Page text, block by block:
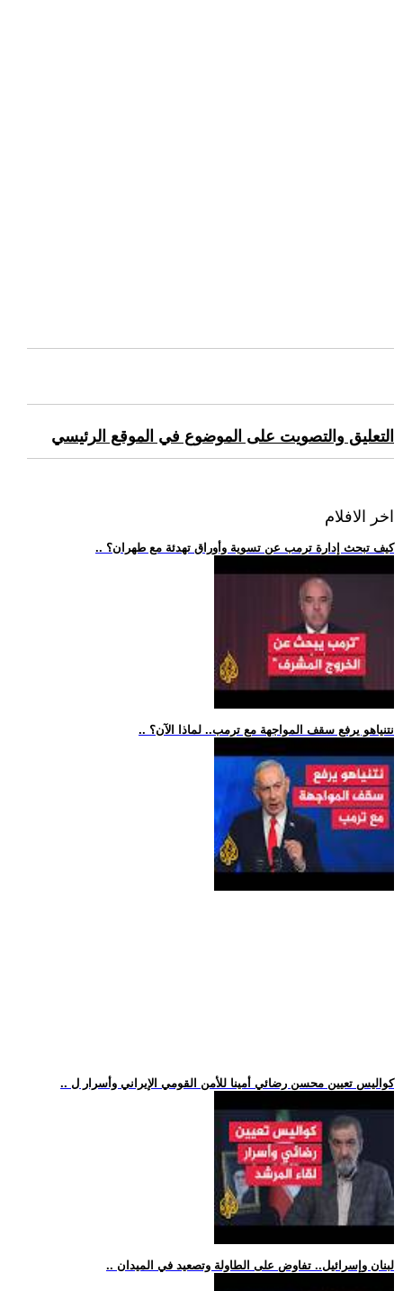
التعليق والتصويت على الموضوع في الموقع الرئيسي
اخر الافلام
.. كيف تبحث إدارة ترمب عن تسوية وأوراق تهدئة مع طهران؟
.. نتنياهو يرفع سقف المواجهة مع ترمب.. لماذا الآن؟
.. كواليس تعيين محسن رضائي أمينا للأمن القومي الإيراني وأسرار ل
.. لبنان وإسرائيل.. تفاوض على الطاولة وتصعيد في الميدان